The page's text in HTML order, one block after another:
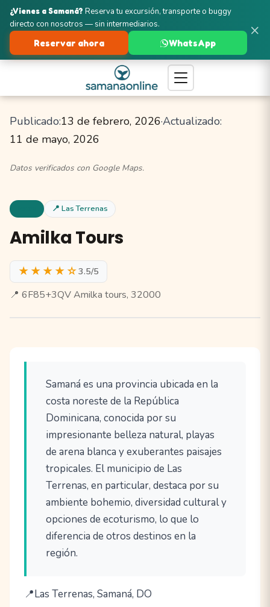
Turismo en Samaná Las Terrenas Tours
Publicado:13 de febrero, 2026·Actualizado:
11 de mayo, 2026
Datos verificados con Google Maps.
📍 Las Terrenas
Amilka Tours
★★★★☆3.5/5
📍 6F85+3QV Amilka tours, 32000
Samaná es una provincia ubicada en la
costa noreste de la República
Dominicana, conocida por su
impresionante belleza natural, playas
de arena blanca y exuberantes paisajes
tropicales. El municipio de Las
Terrenas, en particular, destaca por su
ambiente bohemio, diversidad cultural y
opciones de ecoturismo, lo que lo
diferencia de otros destinos en la
región.
Las Terrenas, Samaná, DO
×
¿Vienes a Samaná? Reserva tu excursión, transporte o buggy
directo con nosotros — sin intermediarios.
Reservar ahora WhatsApp